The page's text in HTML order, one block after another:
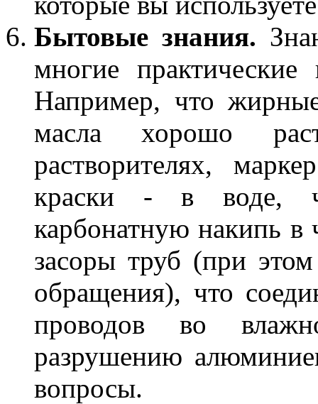
Бытовые знания.
многие
Например, что
масла хорошо
растворителях,
краски - в воде,
карбонатную накипь
засоры труб (при
обращения), что
проводов во
разрушению
вопросы.